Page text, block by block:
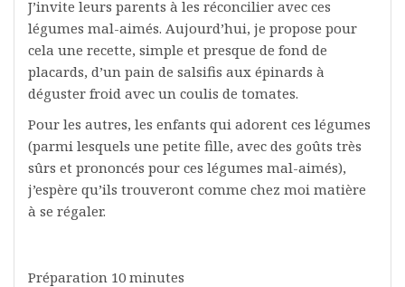
J’invite leurs parents à les réconcilier avec ces
légumes mal-aimés. Aujourd’hui, je propose pour
cela une recette, simple et presque de fond de
placards, d’un pain de salsifis aux épinards à
déguster froid avec un coulis de tomates.
Pour les autres, les enfants qui adorent ces légumes
(parmi lesquels une petite fille, avec des goûts très
sûrs et prononcés pour ces légumes mal-aimés),
j’espère qu’ils trouveront comme chez moi matière
à se régaler.
Préparation 10 minutes